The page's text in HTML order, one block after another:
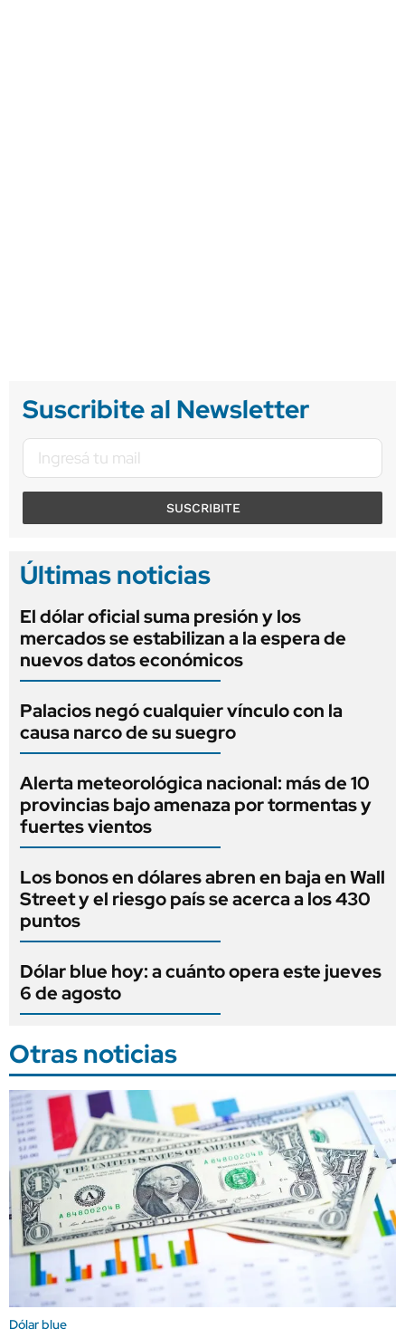
Suscribite al Newsletter
SUSCRIBITE
Últimas noticias
El dólar oficial suma presión y los
mercados se estabilizan a la espera de
nuevos datos económicos
Palacios negó cualquier vínculo con la
causa narco de su suegro
Alerta meteorológica nacional: más de 10
provincias bajo amenaza por tormentas y
fuertes vientos
Los bonos en dólares abren en baja en Wall
Street y el riesgo país se acerca a los 430
puntos
Dólar blue hoy: a cuánto opera este jueves
6 de agosto
Otras noticias
Dólar blue